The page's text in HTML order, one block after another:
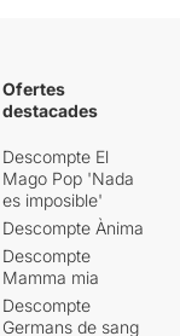
Ofertes
destacades
Descompte El
Mago Pop 'Nada
es imposible'
Descompte Ànima
Descompte
Mamma mia
Descompte
Germans de sang